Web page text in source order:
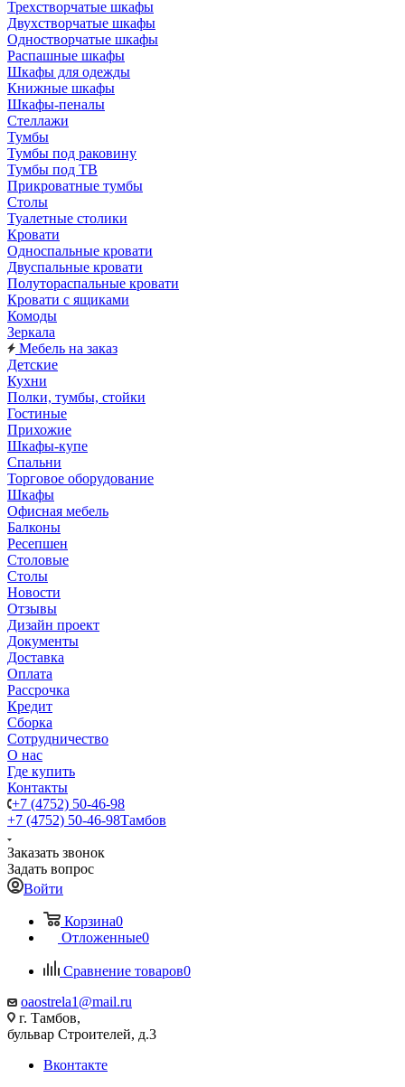
Трехстворчатые шкафы
Двухстворчатые шкафы
Одностворчатые шкафы
Распашные шкафы
Шкафы для одежды
Книжные шкафы
Шкафы-пеналы
Стеллажи
Тумбы
Тумбы под раковину
Тумбы под ТВ
Прикроватные тумбы
Столы
Туалетные столики
Кровати
Односпальные кровати
Двуспальные кровати
Полутораспальные кровати
Кровати с ящиками
Комоды
Зеркала
Мебель на заказ
Детские
Кухни
Полки, тумбы, стойки
Гостиные
Прихожие
Шкафы-купе
Спальни
Торговое оборудование
Шкафы
Офисная мебель
Балконы
Ресепшен
Столовые
Столы
Новости
Отзывы
Дизайн проект
Документы
Доставка
Оплата
Рассрочка
Кредит
Сборка
Сотрудничество
О нас
Где купить
Контакты
+7 (4752) 50-46-98
+7 (4752) 50-46-98Тамбов
Заказать звонок
Задать вопрос
Войти
Корзина0
Отложенные0
Сравнение товаров0
oaostrela1@mail.ru
г. Тамбов,
бульвар Строителей, д.3
Вконтакте